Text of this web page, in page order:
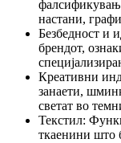
настани,
Безбедност и
брендот,
Креативни
занаети,
светат во
Текстил:
ткаенини што